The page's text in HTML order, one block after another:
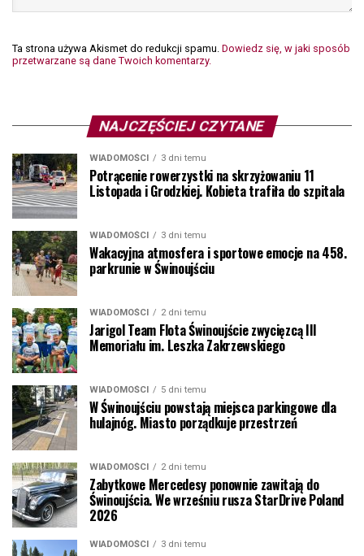
Ta strona używa Akismet do redukcji spamu. Dowiedz się, w jaki sposób
przetwarzane są dane Twoich komentarzy.
NAJCZĘŚCIEJ CZYTANE
WIADOMOŚCI 3 dni temu
Potrącenie rowerzystki na skrzyżowaniu 11
Listopada i Grodzkiej. Kobieta trafiła do szpitala
WIADOMOŚCI 3 dni temu
Wakacyjna atmosfera i sportowe emocje na 458.
parkrunie w Świnoujściu
WIADOMOŚCI 2 dni temu
Jarigol Team Flota Świnoujście zwycięzcą III
Memoriału im. Leszka Zakrzewskiego
WIADOMOŚCI 5 dni temu
W Świnoujściu powstają miejsca parkingowe dla
hulajnóg. Miasto porządkuje przestrzeń
WIADOMOŚCI 2 dni temu
Zabytkowe Mercedesy ponownie zawitają do
Świnoujścia. We wrześniu rusza StarDrive Poland
2026
WIADOMOŚCI 3 dni temu